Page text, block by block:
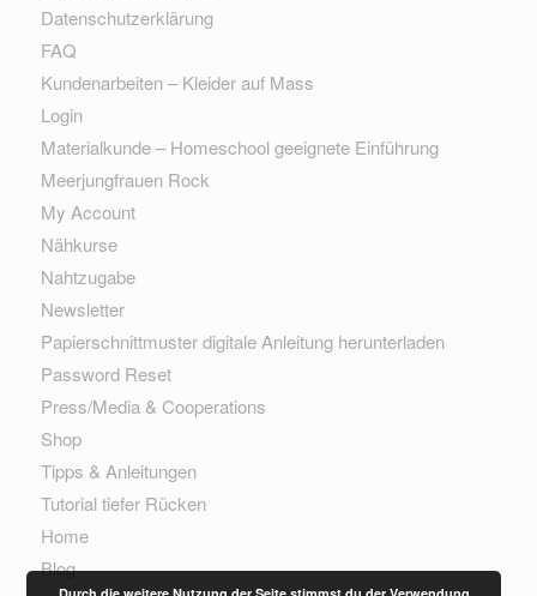
Datenschutzerklärung
FAQ
Kundenarbeiten – Kleider auf Mass
Login
Materialkunde – Homeschool geeignete Einführung
Meerjungfrauen Rock
My Account
Nähkurse
Nahtzugabe
Newsletter
Papierschnittmuster digitale Anleitung herunterladen
Password Reset
Press/Media & Cooperations
Shop
Tipps & Anleitungen
Tutorial tiefer Rücken
Home
Blog